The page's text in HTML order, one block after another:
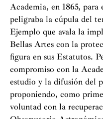
Academia, en 1865,
peligraba la cúpula del
Ejemplo que avala la
Bellas Artes con la
figura en sus Estatutos.
compromiso con la
estudio y la difusión del
proponiendo, como
voluntad con la